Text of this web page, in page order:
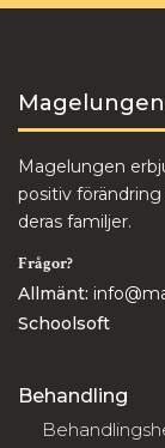
Magelungen
positiv
deras familjer.
Frågor?
Allmänt:
Schoolsoft
Behandling